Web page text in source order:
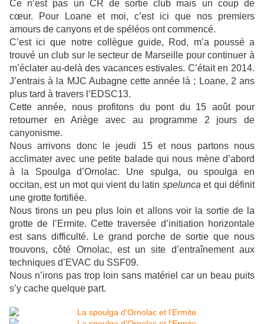
Ce n’est pas un CR de sortie club mais un coup de
cœur. Pour Loane et moi, c’est ici que nos premiers
amours de canyons et de spéléos ont commencé.
C’est ici que notre collègue guide, Rod, m’a poussé a
trouvé un club sur le secteur de Marseille pour continuer à
m’éclater au-delà des vacances estivales. C’était en 2014.
J’entrais à la MJC Aubagne cette année là ; Loane, 2 ans
plus tard à travers l’EDSC13.
Cette année, nous profitons du pont du 15 août pour
retourner en Ariège avec au programme 2 jours de
canyonisme.
Nous arrivons donc le jeudi 15 et nous partons nous
acclimater avec une petite balade qui nous mène d’abord
à la Spoulga d’Ornolac. Une spulga, ou spoulga en
occitan, est un mot qui vient du latin spelunca et qui définit
une grotte fortifiée.
Nous tirons un peu plus loin et allons voir la sortie de la
grotte de l’Ermite. Cette traversée d’initiation horizontale
est sans difficulté. Le grand porche de sortie que nous
trouvons, côté Ornolac, est un site d’entraînement aux
techniques d’EVAC du SSF09.
Nous n’irons pas trop loin sans matériel car un beau puits
s’y cache quelque part.